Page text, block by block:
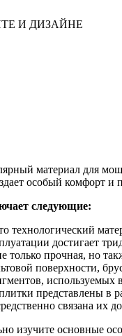
И ДИЗАЙНЕ
материал для
особый комфорт и
следующие:
технологический
достигает
прочная, но
поверхности,
используемых в
представлены в
связана их
изучите основные